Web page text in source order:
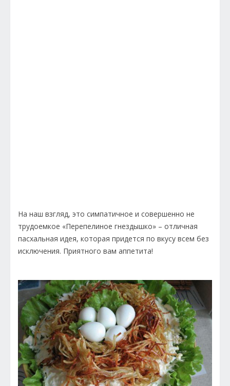
На наш взгляд, это симпатичное и совершенно не
трудоемкое «Перепелиное гнездышко» – отличная
пасхальная идея, которая придется по вкусу всем без
исключения. Приятного вам аппетита!